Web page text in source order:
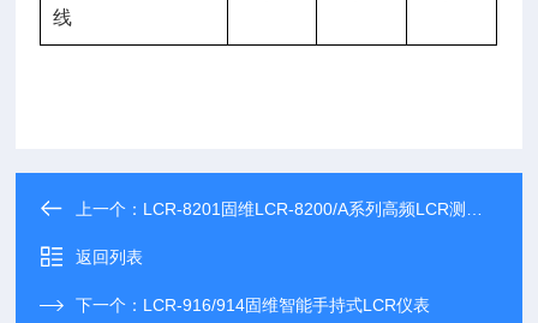
线
上一个： LCR-8201固维LCR-8200/A系列高频LCR测试仪
返回列表
下一个： LCR-916/914固维智能手持式LCR仪表